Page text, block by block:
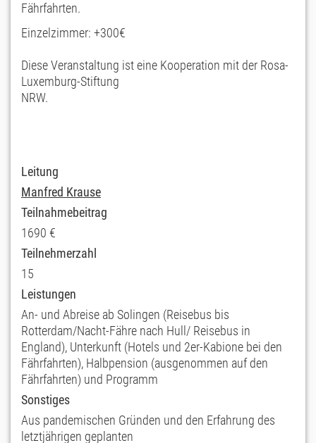
Fährfahrten.
Einzelzimmer: +300€
Diese Veranstaltung ist eine Kooperation mit der Rosa-
Luxemburg-Stiftung
NRW.
Leitung
Manfred Krause
Teilnahmebeitrag
1690 €
Teilnehmerzahl
15
Leistungen
An- und Abreise ab Solingen (Reisebus bis
Rotterdam/Nacht-Fähre nach Hull/ Reisebus in
England), Unterkunft (Hotels und 2er-Kabione bei den
Fährfahrten), Halbpension (ausgenommen auf den
Fährfahrten) und Programm
Sonstiges
Aus pandemischen Gründen und den Erfahrung des
letztjährigen geplanten